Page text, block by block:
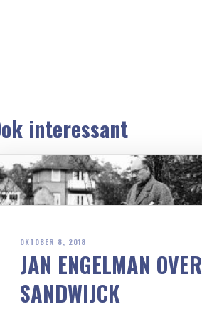
interessant
OKTOBER 8, 2018
JAN ENGELMAN OVER
SANDWIJCK